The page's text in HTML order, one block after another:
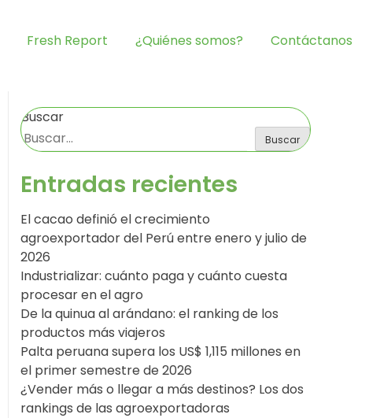
Fresh Report ¿Quiénes somos? Contáctanos
Buscar
Buscar
Entradas recientes
El cacao definió el crecimiento
agroexportador del Perú entre enero y julio de
2026
Industrializar: cuánto paga y cuánto cuesta
procesar en el agro
De la quinua al arándano: el ranking de los
productos más viajeros
Palta peruana supera los US$ 1,115 millones en
el primer semestre de 2026
¿Vender más o llegar a más destinos? Los dos
rankings de las agroexportadoras